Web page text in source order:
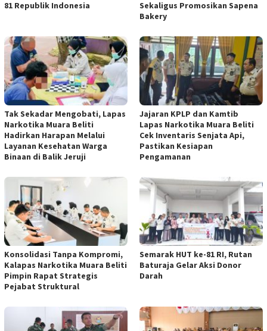
81 Republik Indonesia
Sekaligus Promosikan Sapena
Bakery
Tak Sekadar Mengobati, Lapas
Narkotika Muara Beliti
Hadirkan Harapan Melalui
Layanan Kesehatan Warga
Binaan di Balik Jeruji
Jajaran KPLP dan Kamtib
Lapas Narkotika Muara Beliti
Cek Inventaris Senjata Api,
Pastikan Kesiapan
Pengamanan
Konsolidasi Tanpa Kompromi,
Kalapas Narkotika Muara Beliti
Pimpin Rapat Strategis
Pejabat Struktural
Semarak HUT ke-81 RI, Rutan
Baturaja Gelar Aksi Donor
Darah